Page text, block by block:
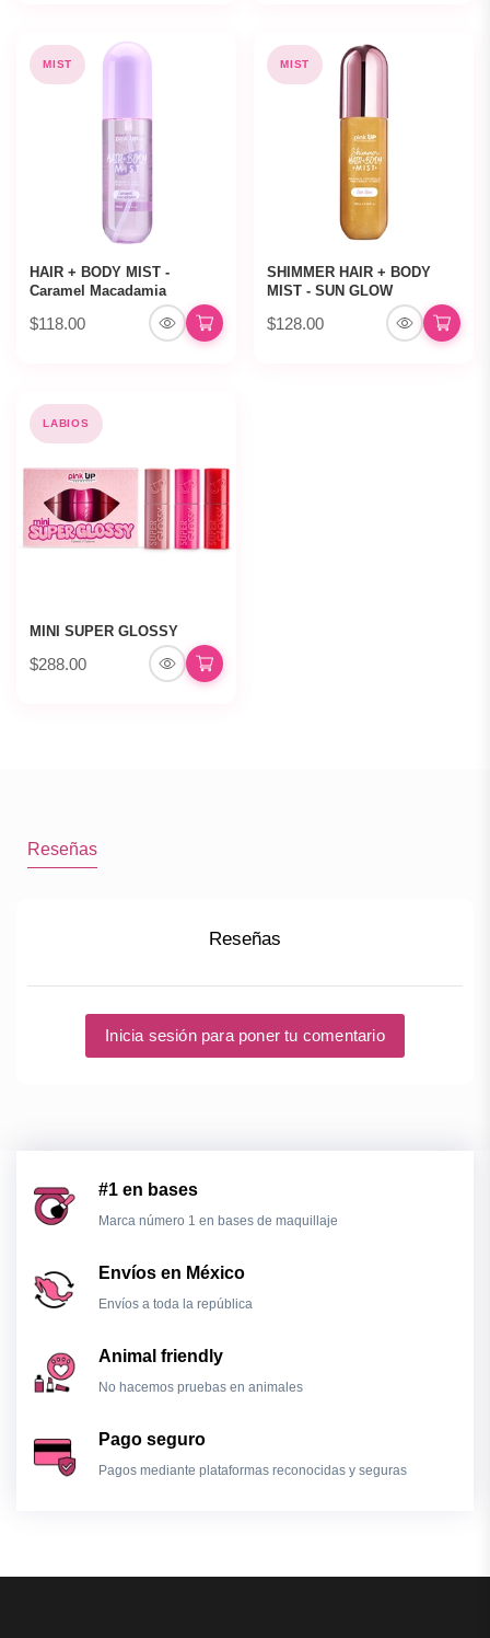
MIST
HAIR + BODY MIST -
Caramel Macadamia
$118.00
MIST
SHIMMER HAIR + BODY
MIST - SUN GLOW
$128.00
LABIOS
MINI SUPER GLOSSY
$288.00
Reseñas
Reseñas
Inicia sesión para poner tu comentario
#1 en bases
Marca número 1 en bases de maquillaje
Envíos en México
Envíos a toda la república
Animal friendly
No hacemos pruebas en animales
Pago seguro
Pagos mediante plataformas reconocidas y seguras